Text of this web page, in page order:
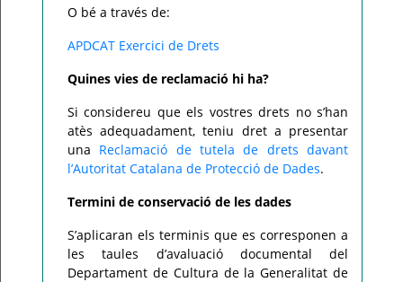
O bé a través de:
APDCAT Exercici de Drets
Quines vies de reclamació hi ha?
Si considereu que els vostres drets no s’han
atès adequadament, teniu dret a presentar
una Reclamació de tutela de drets davant
l’Autoritat Catalana de Protecció de Dades.
Termini de conservació de les dades
S’aplicaran els terminis que es corresponen a
les taules d’avaluació documental del
Departament de Cultura de la Generalitat de